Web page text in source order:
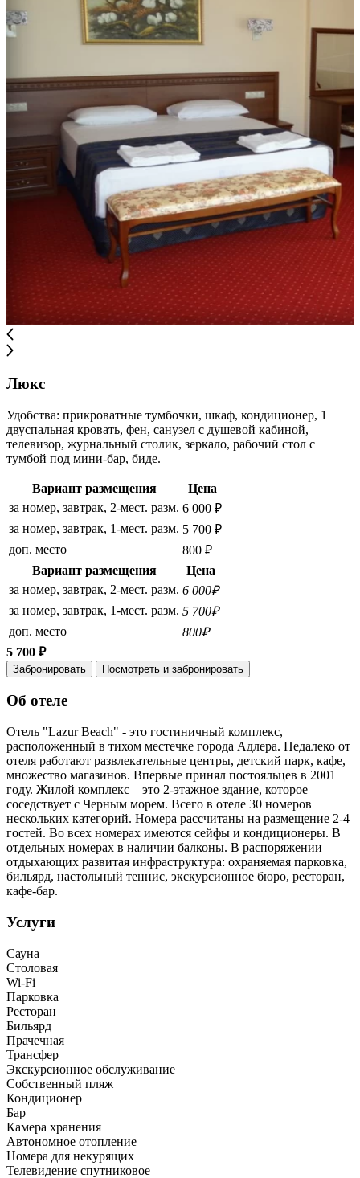
Люкс
Удобства: прикроватные тумбочки, шкаф, кондиционер, 1
двуспальная кровать, фен, санузел с душевой кабиной,
телевизор, журнальный столик, зеркало, рабочий стол с
тумбой под мини-бар, биде.
Вариант размещения
Цена
за номер, завтрак, 2-мест. разм. 6 000 ₽
за номер, завтрак, 1-мест. разм. 5 700 ₽
доп. место
800 ₽
Вариант размещения
Цена
за номер, завтрак, 2-мест. разм. 6 000₽
за номер, завтрак, 1-мест. разм. 5 700₽
доп. место
800₽
5 700 ₽
Забронировать Посмотреть и забронировать
Об отеле
Отель "Lazur Beach" - это гостиничный комплекс,
расположенный в тихом местечке города Адлера. Недалеко от
отеля работают развлекательные центры, детский парк, кафе,
множество магазинов. Впервые принял постояльцев в 2001
году. Жилой комплекс – это 2-этажное здание, которое
соседствует с Черным морем. Всего в отеле 30 номеров
нескольких категорий. Номера рассчитаны на размещение 2-4
гостей. Во всех номерах имеются сейфы и кондиционеры. В
отдельных номерах в наличии балконы. В распоряжении
отдыхающих развитая инфраструктура: охраняемая парковка,
бильярд, настольный теннис, экскурсионное бюро, ресторан,
кафе-бар.
Услуги
Сауна
Столовая
Wi-Fi
Парковка
Ресторан
Бильярд
Прачечная
Трансфер
Экскурсионное обслуживание
Собственный пляж
Кондиционер
Бар
Камера хранения
Автономное отопление
Номера для некурящих
Телевидение спутниковое